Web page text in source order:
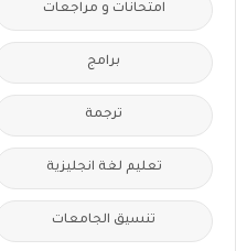
امتحانات و مراجعات
برامج
ترجمة
تعليم لغة انجليزية
تنسيق الجامعات